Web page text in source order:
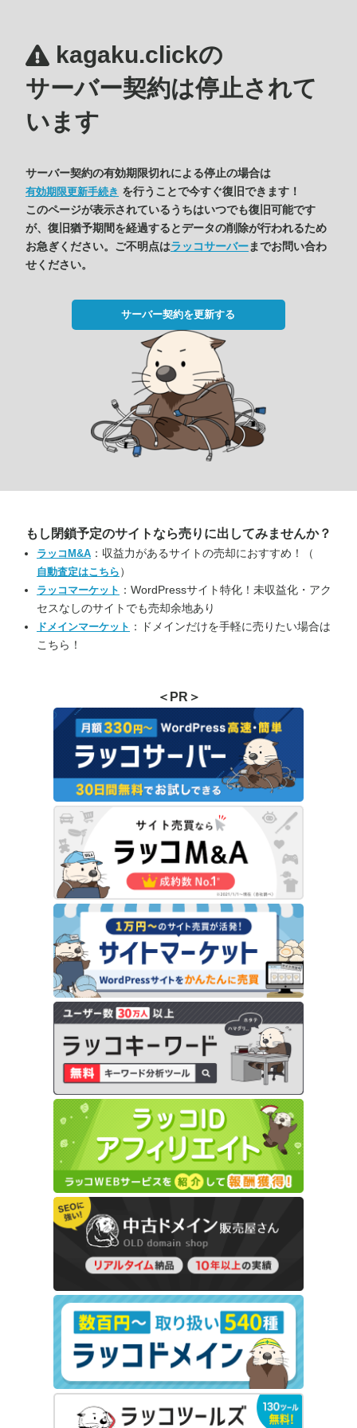
kagaku.clickの
サーバー契約は停止されて
います
サーバー契約の有効期限切れによる停止の場合は
有効期限更新手続き を行うことで今すぐ復旧できます！
このページが表示されているうちはいつでも復旧可能です
が、復旧猶予期間を経過するとデータの削除が行われるため
お急ぎください。ご不明点はラッコサーバーまでお問い合わ
せください。
サーバー契約を更新する
もし閉鎖予定のサイトなら売りに出してみませんか？
ラッコM&A ：収益力があるサイトの売却におすすめ！（
自動査定はこちら ）
ラッコマーケット ：WordPressサイト特化！未収益化・アク
セスなしのサイトでも売却余地あり
ドメインマーケット ：ドメインだけを手軽に売りたい場合は
こちら！
＜PR＞